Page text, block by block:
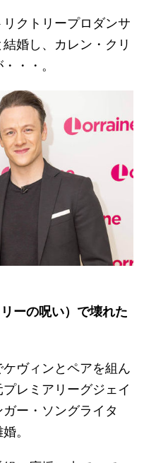
クトリープロダンサ
結婚し、カレン・クリ
・・。
リーの呪い）で壊れた
ヴィンとペアを組ん
レミアリーグジェイ
ー・ソングライタ
。